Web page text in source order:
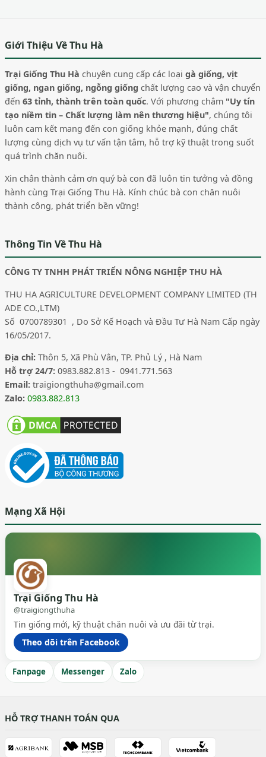
Giới Thiệu Về Thu Hà
Trại Giống Thu Hà chuyên cung cấp các loại gà giống, vịt
giống, ngan giống, ngỗng giống chất lượng cao và vận chuyển
đến 63 tỉnh, thành trên toàn quốc. Với phương châm "Uy tín
tạo niềm tin – Chất lượng làm nên thương hiệu", chúng tôi
luôn cam kết mang đến con giống khỏe mạnh, đúng chất
lượng cùng dịch vụ tư vấn tận tâm, hỗ trợ kỹ thuật trong suốt
quá trình chăn nuôi.
Xin chân thành cảm ơn quý bà con đã luôn tin tưởng và đồng
hành cùng Trại Giống Thu Hà. Kính chúc bà con chăn nuôi
thành công, phát triển bền vững!
Thông Tin Về Thu Hà
CÔNG TY TNHH PHÁT TRIỂN NÔNG NGHIỆP THU HÀ
THU HA AGRICULTURE DEVELOPMENT COMPANY LIMITED (TH
ADE CO.,LTM)
Số 0700789301 , Do Sở Kế Hoạch và Đầu Tư Hà Nam Cấp ngày
16/05/2017.
Địa chỉ: Thôn 5, Xã Phù Vân, TP. Phủ Lý , Hà Nam
Hỗ trợ 24/7: 0983.882.813 - 0941.771.563
Email: traigiongthuha@gmail.com
Zalo: 0983.882.813
Mạng Xã Hội
Trại Giống Thu Hà
@traigiongthuha
Tin giống mới, kỹ thuật chăn nuôi và ưu đãi từ trại.
Theo dõi trên Facebook
Fanpage Messenger Zalo
HỖ TRỢ THANH TOÁN QUA